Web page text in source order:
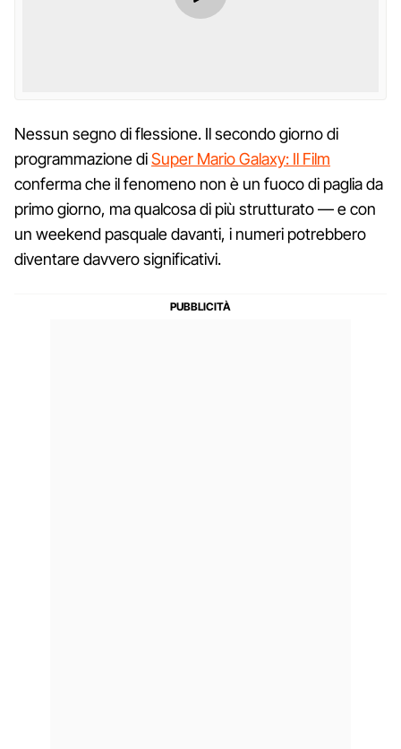
Nessun segno di flessione. Il secondo giorno di
programmazione diSuper Mario Galaxy: Il Film
conferma che il fenomeno non è un fuoco di paglia da
primo giorno, ma qualcosa di più strutturato — e con
un weekend pasquale davanti, i numeri potrebbero
diventare davvero significativi.